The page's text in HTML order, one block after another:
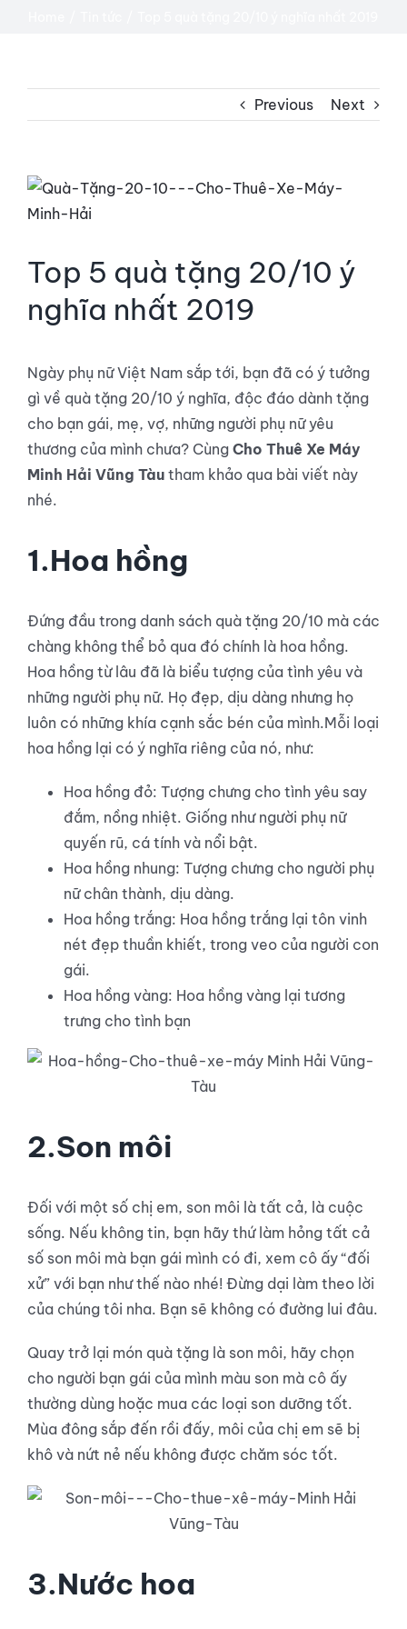
Previous Next
View
Larger
Top 5 quà tặng 20/10 ý
nghĩa nhất 2019
Ngày phụ nữ Việt Nam sắp tới, bạn đã có ý tưởng
gì về quà tặng 20/10 ý nghĩa, độc đáo dành tặng
cho bạn gái, mẹ, vợ, những người phụ nữ yêu
thương của mình chưa? Cùng Cho Thuê Xe Máy
Minh Hải Vũng Tàu tham khảo qua bài viết này
nhé.
1.Hoa hồng
Đứng đầu trong danh sách quà tặng 20/10 mà các
chàng không thể bỏ qua đó chính là hoa hồng.
Hoa hồng từ lâu đã là biểu tượng của tình yêu và
những người phụ nữ. Họ đẹp, dịu dàng nhưng họ
luôn có những khía cạnh sắc bén của mình.Mỗi loại
hoa hồng lại có ý nghĩa riêng của nó, như:
Hoa hồng đỏ: Tượng chưng cho tình yêu say
đắm, nồng nhiệt. Giống như người phụ nữ
quyến rũ, cá tính và nổi bật.
Hoa hồng nhung: Tượng chưng cho người phụ
nữ chân thành, dịu dàng.
Hoa hồng trắng: Hoa hồng trắng lại tôn vinh
nét đẹp thuần khiết, trong veo của người con
gái.
Hoa hồng vàng: Hoa hồng vàng lại tương
trưng cho tình bạn
2.Son môi
Đối với một số chị em, son môi là tất cả, là cuộc
sống. Nếu không tin, bạn hãy thứ làm hỏng tất cả
số son môi mà bạn gái mình có đi, xem cô ấy “đối
xử” với bạn như thế nào nhé! Đừng dại làm theo lời
của chúng tôi nha. Bạn sẽ không có đường lui đâu.
Quay trở lại món quà tặng là son môi, hãy chọn
cho người bạn gái của mình màu son mà cô ấy
thường dùng hoặc mua các loại son dưỡng tốt.
Mùa đông sắp đến rồi đấy, môi của chị em sẽ bị
khô và nứt nẻ nếu không được chăm sóc tốt.
3.Nước hoa